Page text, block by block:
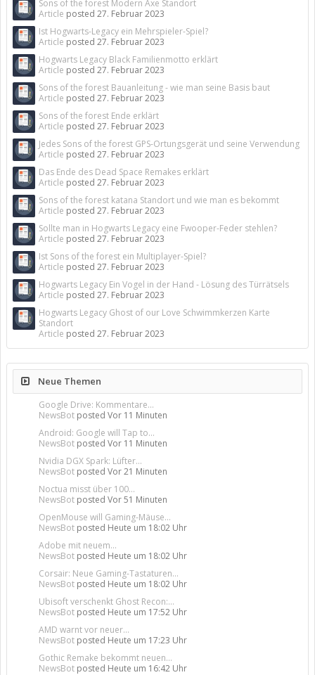
Sons of the forest Modern Axe Standort
Article posted 27. Februar 2023
Ist Hogwarts-Legacy ein Mehrspieler-Spiel?
Article posted 27. Februar 2023
Hogwarts Legacy Black Familienmotto erklärt
Article posted 27. Februar 2023
Sons of the forest Bauanleitung - wie man seine Basis baut
Article posted 27. Februar 2023
Sons of the forest Ende erklärt
Article posted 27. Februar 2023
Jedes Sons of the forest GPS-Ortungsgerät und seine Verwendung
Article posted 27. Februar 2023
Das Ende des Dead Space Remakes erklärt
Article posted 27. Februar 2023
Sons of the forest katana Standort und wie man es bekommt
Article posted 27. Februar 2023
Sollte man in Hogwarts Legacy eine Fwooper-Feder stehlen?
Article posted 27. Februar 2023
Ist Sons of the forest ein Multiplayer-Spiel?
Article posted 27. Februar 2023
Hogwarts Legacy Ein Vogel in der Hand - Lösung des Türrätsels
Article posted 27. Februar 2023
Hogwarts Legacy Ghost of our Love Schwimmkerzen Karte
Standort
Article posted 27. Februar 2023
Neue Themen
Google Drive: Kommentare...
NewsBot posted Vor 11 Minuten
Android: Google will Tap to...
NewsBot posted Vor 11 Minuten
Nvidia DGX Spark: Lüfter...
NewsBot posted Vor 21 Minuten
Noctua misst über 100...
NewsBot posted Vor 51 Minuten
OpenMouse will Gaming-Mäuse...
NewsBot posted Heute um 18:02 Uhr
Adobe mit neuem...
NewsBot posted Heute um 18:02 Uhr
Corsair: Neue Gaming-Tastaturen...
NewsBot posted Heute um 18:02 Uhr
Ubisoft verschenkt Ghost Recon:...
NewsBot posted Heute um 17:52 Uhr
AMD warnt vor neuer...
NewsBot posted Heute um 17:23 Uhr
Gothic Remake bekommt neuen...
NewsBot posted Heute um 16:42 Uhr